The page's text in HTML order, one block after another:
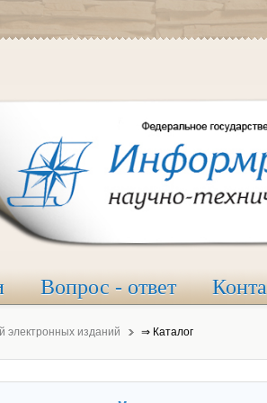
Вопрос - ответ
электронных изданий ⇒ Каталог